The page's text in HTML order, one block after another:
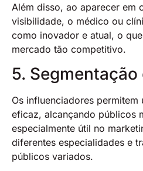
Além disso, ao aparecer em
visibilidade, o médico ou
como inovador e atual, o
mercado tão competitivo.
5.
Os influenciadores permitem
eficaz, alcançando públicos
especialmente útil no
diferentes especialidades e
públicos variados.